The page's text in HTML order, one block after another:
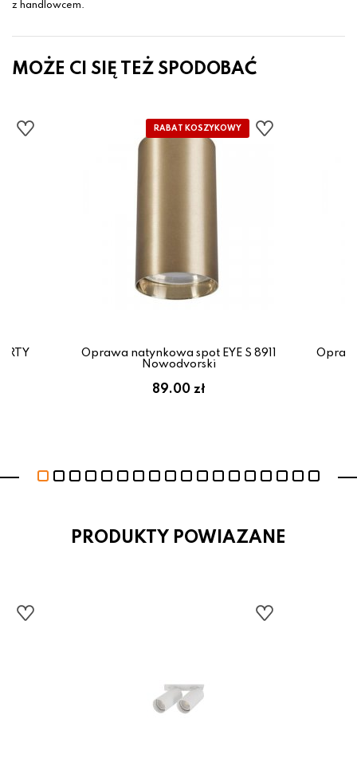
z handlowcem.
MOŻE CI SIĘ TEŻ SPODOBAĆ
Oprawa natynkowa spot EYE S 8911
Nowodvorski
89.00 zł
PRODUKTY POWIAZANE